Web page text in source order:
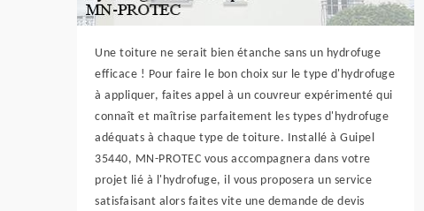
Une toiture ne serait bien étanche sans un hydrofuge
efficace ! Pour faire le bon choix sur le type d'hydrofuge
à appliquer, faites appel à un couvreur expérimenté qui
connaît et maîtrise parfaitement les types d'hydrofuge
adéquats à chaque type de toiture. Installé à Guipel
35440, MN-PROTEC vous accompagnera dans votre
projet lié à l'hydrofuge, il vous proposera un service
satisfaisant alors faites vite une demande de devis